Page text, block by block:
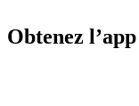
Obtenez